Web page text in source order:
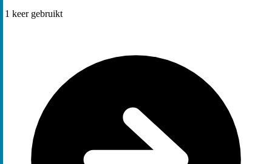
1 keer gebruikt